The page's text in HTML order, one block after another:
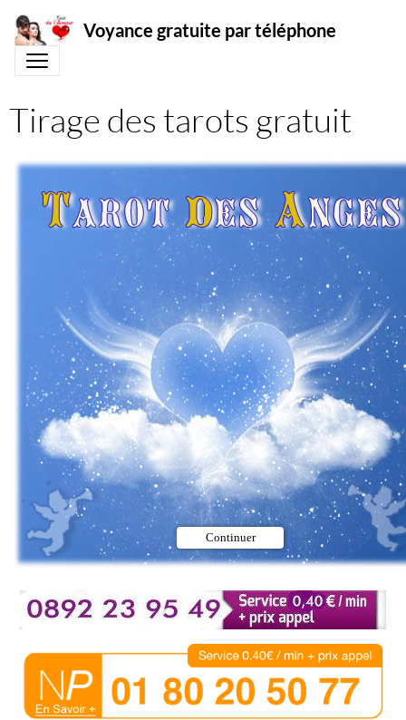
Voyance gratuite par téléphone
Tirage des tarots gratuit